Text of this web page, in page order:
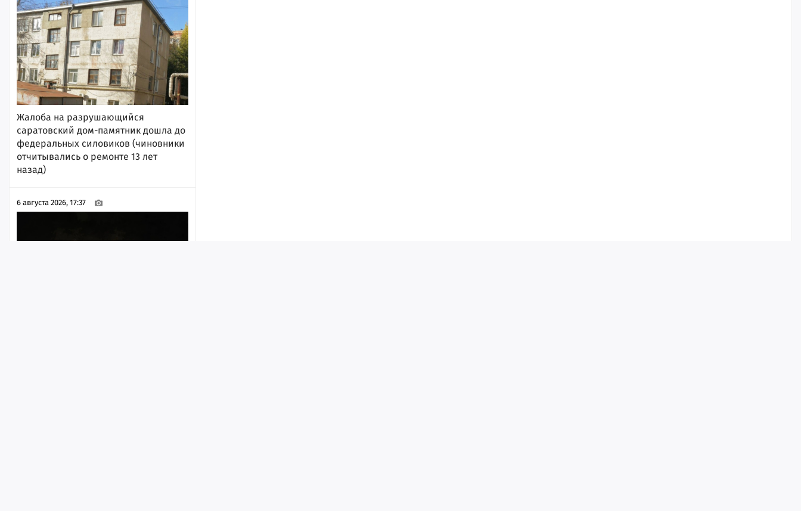
Жалоба на разрушающийся
саратовский дом-памятник дошла до
федеральных силовиков (чиновники
отчитывались о ремонте 13 лет
назад)
6 августа 2026, 17:37